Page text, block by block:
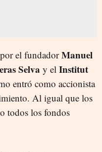
el fundadorManuel
Selva y el Institut
entró como accionista
Al igual que los
todos los fondos